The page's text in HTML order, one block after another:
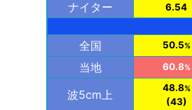
ナイター 6.54
全国 50.5%
当地 60.8%
波5cm上 48.8%
(43)